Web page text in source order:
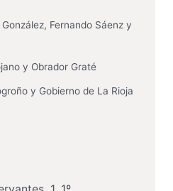
Fernando Sáenz y
y Obrador Graté
y Gobierno de La Rioja